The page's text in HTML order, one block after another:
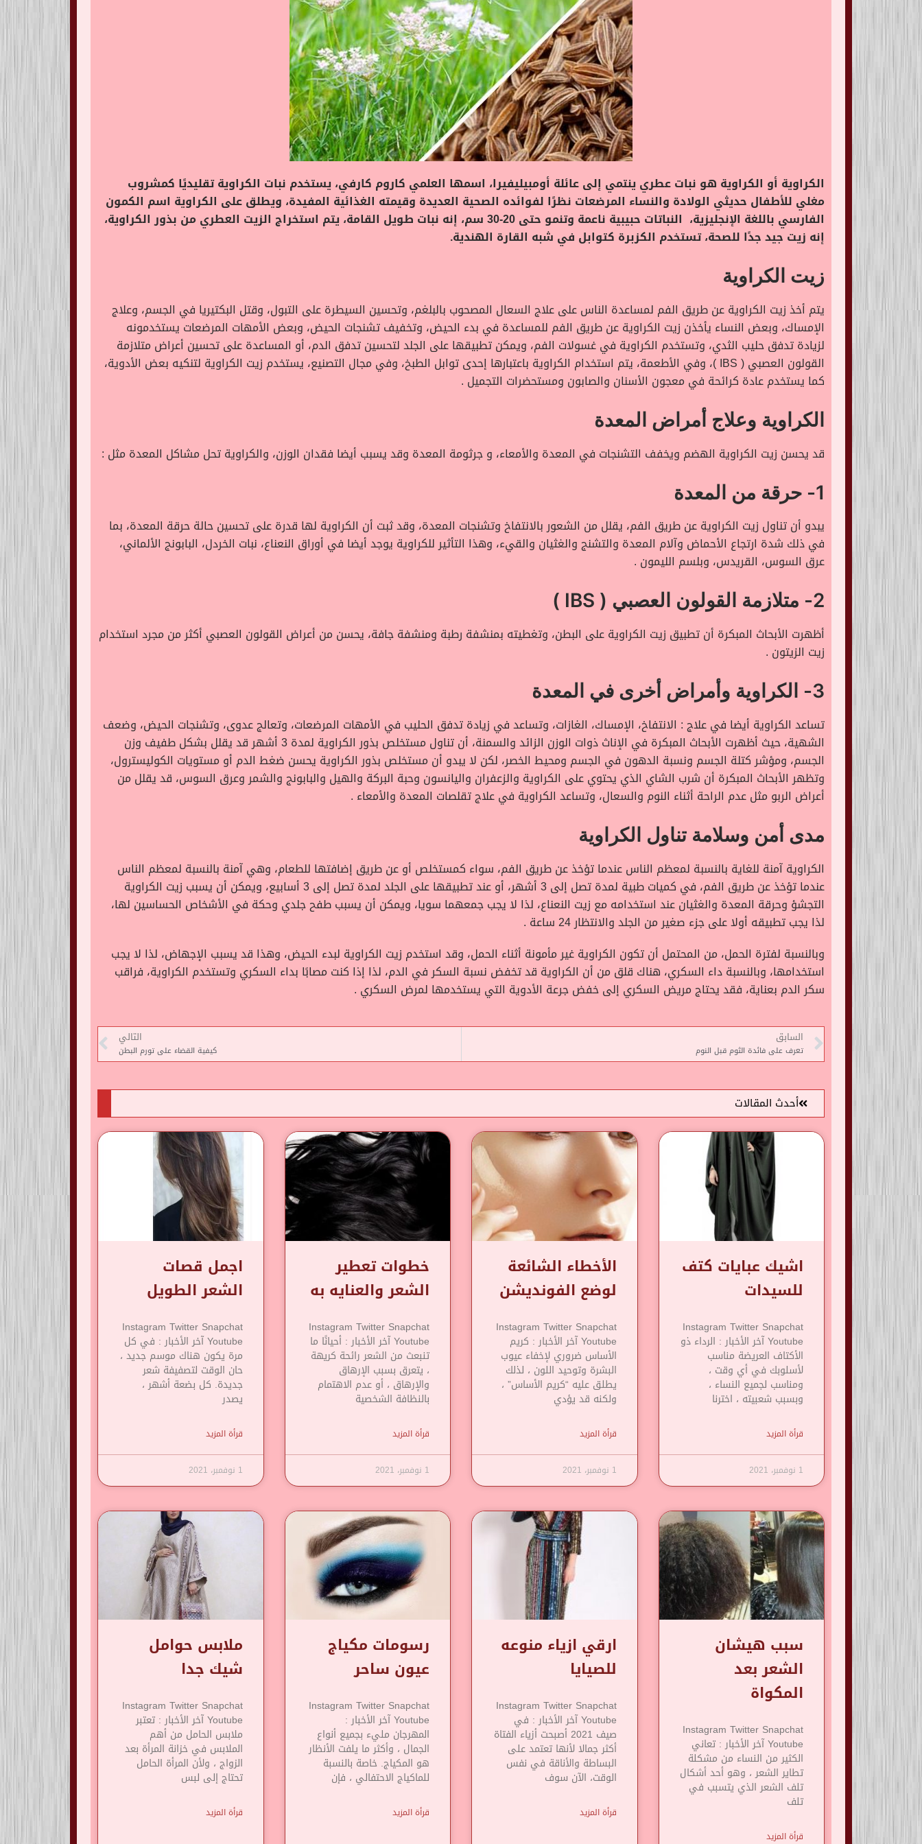
الكراوية أو الكراوية هو نبات عطري ينتمي إلى عائلة أومبيليفيرا، اسمها العلمي كاروم كارفي، يستخدم نبات الكراوية تقليديًا كمشروب
مغلي للأطفال حديثي الولادة والنساء المرضعات نظرًا لفوائده الصحية العديدة وقيمته الغذائية المفيدة، ويطلق على الكراوية اسم الكمون
الفارسي باللغة الإنجليزية، النباتات حبيبية ناعمة وتنمو حتى 20-30 سم، إنه نبات طويل القامة، يتم استخراج الزيت العطري من بذور الكراوية،
إنه زيت جيد جدًا للصحة، تستخدم الكزبرة كتوابل في شبه القارة الهندية.
زيت الكراوية
يتم أخذ زيت الكراوية عن طريق الفم لمساعدة الناس على علاج السعال المصحوب بالبلغم، وتحسين السيطرة على التبول، وقتل البكتيريا في الجسم، وعلاج
الإمساك، وبعض النساء يأخذن زيت الكراوية عن طريق الفم للمساعدة في بدء الحيض، وتخفيف تشنجات الحيض، وبعض الأمهات المرضعات يستخدمونه
لزيادة تدفق حليب الثدي، وتستخدم الكراوية في غسولات الفم، ويمكن تطبيقها على الجلد لتحسين تدفق الدم، أو المساعدة على تحسين أعراض متلازمة
القولون العصبي ( IBS )، وفي الأطعمة، يتم استخدام الكراوية باعتبارها إحدى توابل الطبخ، وفي مجال التصنيع، يستخدم زيت الكراوية لتنكيه بعض الأدوية،
كما يستخدم عادة كرائحة في معجون الأسنان والصابون ومستحضرات التجميل .
الكراوية وعلاج أمراض المعدة
قد يحسن زيت الكراوية الهضم ويخفف التشنجات في المعدة والأمعاء، و جرثومة المعدة وقد يسبب أيضا فقدان الوزن، والكراوية تحل مشاكل المعدة مثل :
1- حرقة من المعدة
يبدو أن تناول زيت الكراوية عن طريق الفم، يقلل من الشعور بالانتفاخ وتشنجات المعدة، وقد ثبت أن الكراوية لها قدرة على تحسين حالة حرقة المعدة، بما
في ذلك شدة ارتجاع الأحماض وآلام المعدة والتشنج والغثيان والقيء، وهذا التأثير للكراوية يوجد أيضا في أوراق النعناع، نبات الخردل، البابونج الألماني،
عرق السوس، القريدس، وبلسم الليمون .
2- متلازمة القولون العصبي ( IBS )
أظهرت الأبحاث المبكرة أن تطبيق زيت الكراوية على البطن، وتغطيته بمنشفة رطبة ومنشفة جافة، يحسن من أعراض القولون العصبي أكثر من مجرد استخدام
زيت الزيتون .
3- الكراوية وأمراض أخرى في المعدة
تساعد الكراوية أيضا في علاج : الانتفاخ، الإمساك، الغازات، وتساعد في زيادة تدفق الحليب في الأمهات المرضعات، وتعالج عدوى، وتشنجات الحيض، وضعف
الشهية، حيث أظهرت الأبحاث المبكرة في الإناث ذوات الوزن الزائد والسمنة، أن تناول مستخلص بذور الكراوية لمدة 3 أشهر قد يقلل بشكل طفيف وزن
الجسم، ومؤشر كتلة الجسم ونسبة الدهون في الجسم ومحيط الخصر، لكن لا يبدو أن مستخلص بذور الكراوية يحسن ضغط الدم أو مستويات الكوليسترول،
وتظهر الأبحاث المبكرة أن شرب الشاي الذي يحتوي على الكراوية والزعفران واليانسون وحبة البركة والهيل والبابونج والشمر وعرق السوس، قد يقلل من
أعراض الربو مثل عدم الراحة أثناء النوم والسعال، وتساعد الكراوية في علاج تقلصات المعدة والأمعاء .
مدى أمن وسلامة تناول الكراوية
الكراوية آمنة للغاية بالنسبة لمعظم الناس عندما تؤخذ عن طريق الفم، سواء كمستخلص أو عن طريق إضافتها للطعام، وهي آمنة بالنسبة لمعظم الناس
عندما تؤخذ عن طريق الفم، في كميات طبية لمدة تصل إلى 3 أشهر، أو عند تطبيقها على الجلد لمدة تصل إلى 3 أسابيع، ويمكن أن يسبب زيت الكراوية
التجشؤ وحرقة المعدة والغثيان عند استخدامه مع زيت النعناع، لذا لا يجب جمعهما سويا، ويمكن أن يسبب طفح جلدي وحكة في الأشخاص الحساسين لها،
لذا يجب تطبيقه أولا على جزء صغير من الجلد والانتظار 24 ساعة .
وبالنسبة لفترة الحمل، من المحتمل أن تكون الكراوية غير مأمونة أثناء الحمل، وقد استخدم زيت الكراوية لبدء الحيض، وهذا قد يسبب الإجهاض، لذا لا يجب
استخدامها، وبالنسبة داء السكري، هناك قلق من أن الكراوية قد تخفض نسبة السكر في الدم، لذا إذا كنت مصابًا بداء السكري وتستخدم الكراوية، فراقب
سكر الدم بعناية، فقد يحتاج مريض السكري إلى خفض جرعة الأدوية التي يستخدمها لمرض السكري .
السابق
تعرف على فائدة الثوم قبل النوم
التالي
كيفية القضاء على تورم البطن
أحدث المقالات
اشيك عبايات كتف
للسيدات
Instagram Twitter Snapchat
Youtube آخر الأخبار : الرداء ذو
​​الأكتاف العريضة مناسب
لأسلوبك في أي وقت ،
ومناسب لجميع النساء ،
وبسبب شعبيته ، اخترنا
قرأة المزيد
1 نوفمبر، 2021
الأخطاء الشائعة
لوضع الفونديشن
Instagram Twitter Snapchat
Youtube آخر الأخبار : كريم
الأساس ضروري لإخفاء عيوب
البشرة وتوحيد اللون ، لذلك
يطلق عليه “كريم الأساس” ،
ولكنه قد يؤدي
قرأة المزيد
1 نوفمبر، 2021
خطوات تعطير
الشعر والعنايه به
Instagram Twitter Snapchat
Youtube آخر الأخبار : أحيانًا ما
تنبعث من الشعر رائحة كريهة
، يتعرق بسبب الإرهاق
والإرهاق ، أو عدم الاهتمام
بالنظافة الشخصية
قرأة المزيد
1 نوفمبر، 2021
اجمل قصات
الشعر الطويل
Instagram Twitter Snapchat
Youtube آخر الأخبار : في كل
مرة يكون هناك موسم جديد ،
حان الوقت لتصفيفة شعر
جديدة. كل بضعة أشهر ،
يصدر
قرأة المزيد
1 نوفمبر، 2021
سبب هيشان
الشعر بعد
المكواة
Instagram Twitter Snapchat
Youtube آخر الأخبار : تعاني
الكثير من النساء من مشكلة
تطاير الشعر ، وهو أحد أشكال
تلف الشعر الذي يتسبب في
تلف
قرأة المزيد
ارقي ازياء منوعه
للصيايا
Instagram Twitter Snapchat
Youtube آخر الأخبار : في
صيف 2021 أصبحت أزياء الفتاة
أكثر جمالا لأنها تعتمد على
البساطة والأناقة في نفس
الوقت، الآن سوف
قرأة المزيد
رسومات مكياج
عيون ساحر
Instagram Twitter Snapchat
Youtube آخر الأخبار :
المهرجان مليء بجميع أنواع
الجمال ، وأكثر ما يلفت الأنظار
هو المكياج. خاصة بالنسبة
للماكياج الاحتفالي ، فإن
قرأة المزيد
ملابس حوامل
شيك جدا
Instagram Twitter Snapchat
Youtube آخر الأخبار : تعتبر
ملابس الحامل من أهم
الملابس في خزانة المرأة بعد
الزواج ، ولأن المرأة الحامل
تحتاج إلى لبس
قرأة المزيد